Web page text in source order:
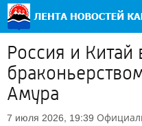
Россия и Китай
Амура
7 июля 2026, 19:39